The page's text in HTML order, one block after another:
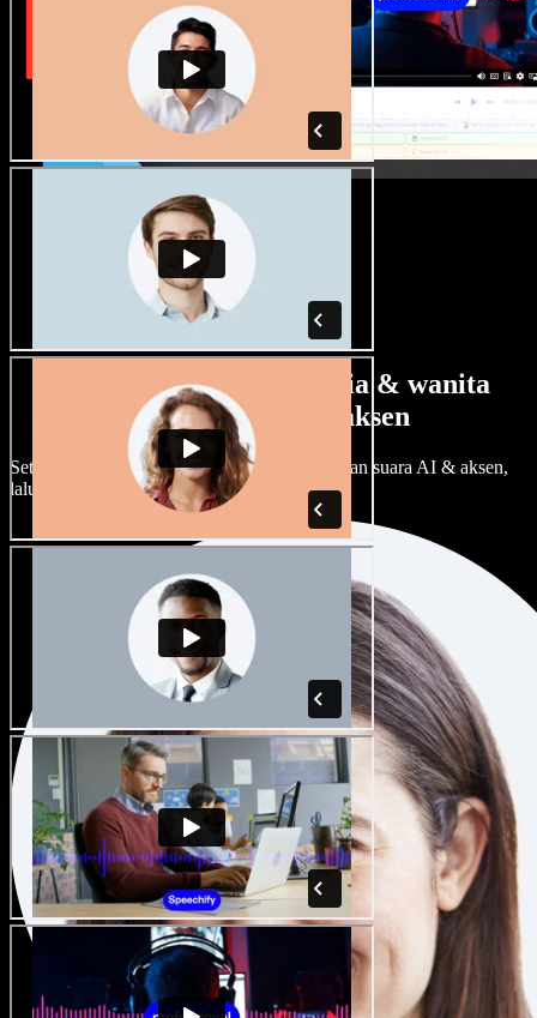
Banyak pilihan suara pria & wanita
dengan berbagai aksen
Setiap proyek bisa terdengar beda. Pilih ratusan suara AI & aksen,
lalu sesuaikan sesuka Anda.